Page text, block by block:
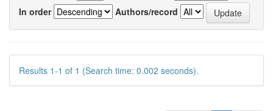
In order
Authors/record
Results 1-1 of 1 (Search time: 0.002 seconds).